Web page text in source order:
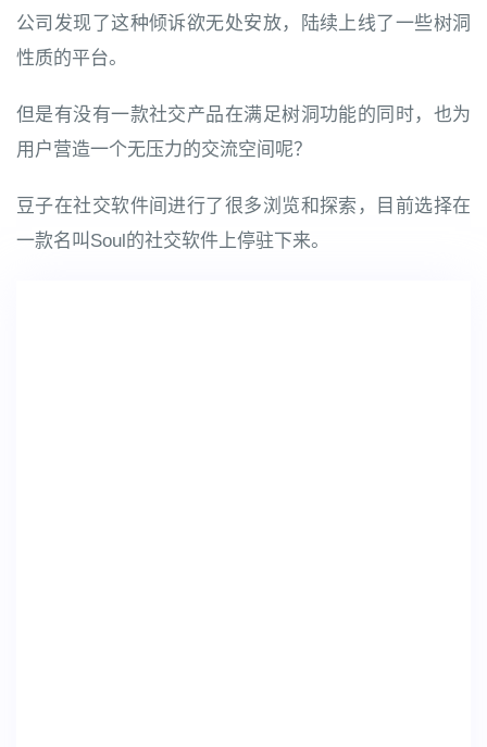
公司发现了这种倾诉欲无处安放，陆续上线了一些树洞
性质的平台。
但是有没有一款社交产品在满足树洞功能的同时，也为
用户营造一个无压力的交流空间呢？
豆子在社交软件间进行了很多浏览和探索，目前选择在
一款名叫Soul的社交软件上停驻下来。